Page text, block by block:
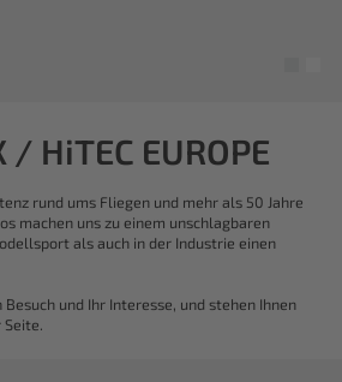
/ HiTEC EUROPE
rund ums Fliegen und mehr als 50 Jahre
machen uns zu einem unschlagbaren
als auch in der Industrie einen
und Ihr Interesse, und stehen Ihnen
Seite.